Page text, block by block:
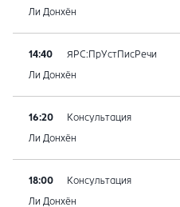
Ли Донхён
14:40 ЯРС:ПрУстПисРечи
Ли Донхён
16:20 Консультация
Ли Донхён
18:00 Консультация
Ли Донхён